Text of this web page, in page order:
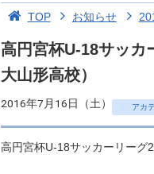
TOP お知らせ
高円宮杯U-18サッ
大山形高校）
2016年7月16日（土） アカ
高円宮杯U-18サッカーリーグ